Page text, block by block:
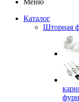
Меню
Каталог
Шторная